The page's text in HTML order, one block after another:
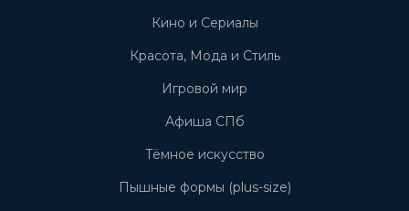
Кино и Сериалы
Красота, Мода и Стиль
Игровой мир
Афиша СПб
Тёмное искусство
Пышные формы (plus-size)